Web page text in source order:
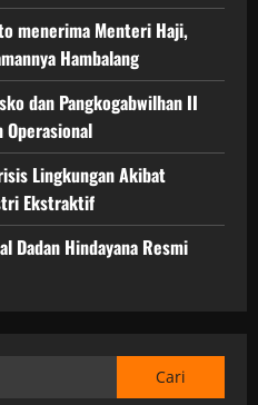
menerima Menteri Haji,
Hambalang
dan Pangkogabwilhan II
Lingkungan Akibat
Ekstraktif
Dadan Hindayana Resmi